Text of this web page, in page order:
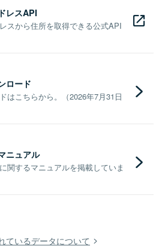
レスAPI
スから住所を取得できる公式API
ロード
はこちらから。（2026年7月31日
ニュアル
関するマニュアルを掲載していま
ているデータについて